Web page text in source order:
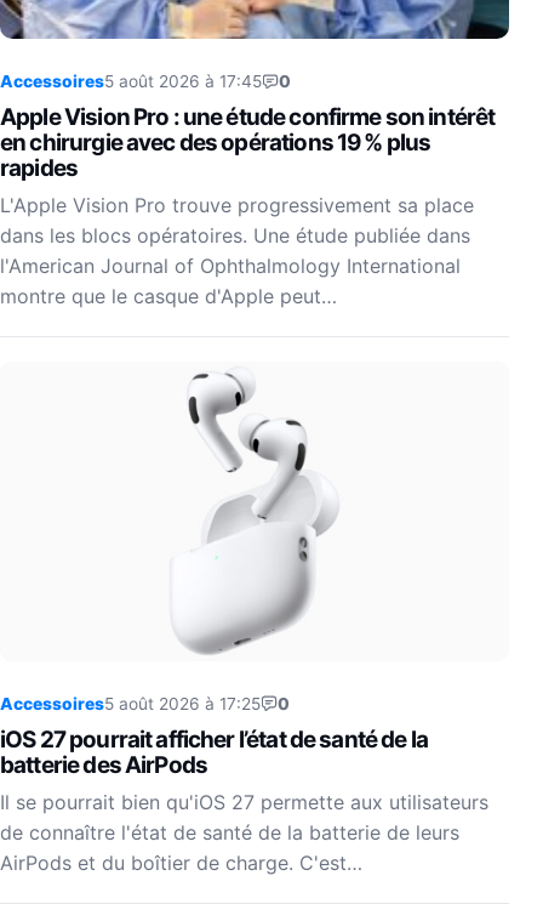
Accessoires5 août 2026 à 17:45 0
Apple Vision Pro : une étude confirme son intérêt
en chirurgie avec des opérations 19 % plus
rapides
L'Apple Vision Pro trouve progressivement sa place
dans les blocs opératoires. Une étude publiée dans
l'American Journal of Ophthalmology International
montre que le casque d'Apple peut…
Accessoires5 août 2026 à 17:25 0
iOS 27 pourrait afficher l’état de santé de la
batterie des AirPods
Il se pourrait bien qu'iOS 27 permette aux utilisateurs
de connaître l'état de santé de la batterie de leurs
AirPods et du boîtier de charge. C'est…